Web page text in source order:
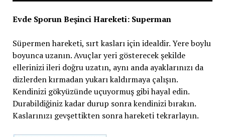
Evde Sporun Beşinci Hareketi: Superman
Süpermen hareketi, sırt kasları için idealdir. Yere boylu
boyunca uzanın. Avuçlar yeri gösterecek şekilde
ellerinizi ileri doğru uzatın, aynı anda ayaklarınızı da
dizlerden kırmadan yukarı kaldırmaya çalışın.
Kendinizi gökyüzünde uçuyormuş gibi hayal edin.
Durabildiğiniz kadar durup sonra kendinizi bırakın.
Kaslarınızı gevşettikten sonra hareketi tekrarlayın.